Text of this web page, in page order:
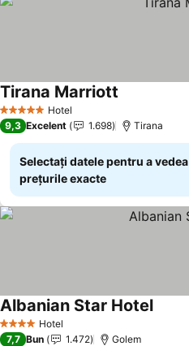
5 Stele Hotel
Tirana Marriott
9,3 Excelent 1.698 Tirana
Selectați datele pentru a vedea
prețurile exacte
4 Stele Hotel
Albanian Star Hotel
7,7 Bun 1.472 Golem